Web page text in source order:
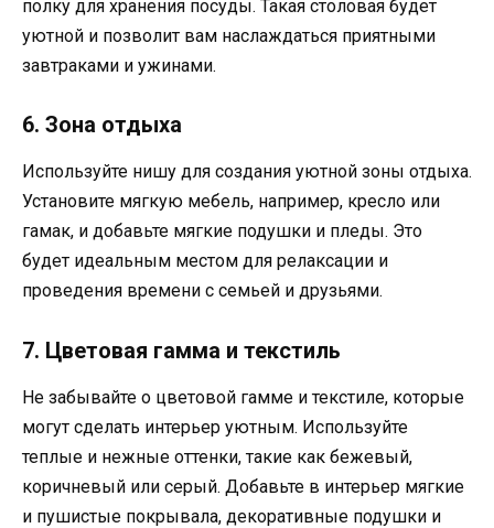
полку для хранения посуды. Такая столовая будет
уютной и позволит вам наслаждаться приятными
завтраками и ужинами.
6. Зона отдыха
Используйте нишу для создания уютной зоны отдыха.
Установите мягкую мебель, например, кресло или
гамак, и добавьте мягкие подушки и пледы. Это
будет идеальным местом для релаксации и
проведения времени с семьей и друзьями.
7. Цветовая гамма и текстиль
Не забывайте о цветовой гамме и текстиле, которые
могут сделать интерьер уютным. Используйте
теплые и нежные оттенки, такие как бежевый,
коричневый или серый. Добавьте в интерьер мягкие
и пушистые покрывала, декоративные подушки и